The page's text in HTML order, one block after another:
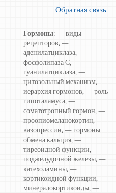
Обратная связь
Гормоны: — виды
рецепторов, —
аденилатциклаза, —
фосфолипаза С, —
гуанилатциклаза, —
цитозольный механизм, —
иерархия гормонов, — роль
гипоталамуса, —
соматотропный гормон, —
проопиомеланокортин, —
вазопрессин, — гормоны
обмена кальция, —
тиреоидной функции, —
поджелудочной железы, —
катехоламины, —
кортикоидной функции, —
минералокортикоиды, —